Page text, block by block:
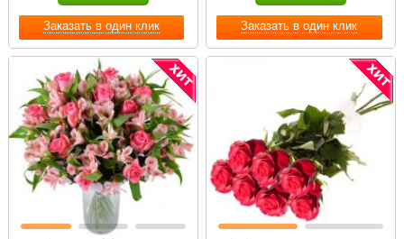
Заказать в один клик Заказать в один клик